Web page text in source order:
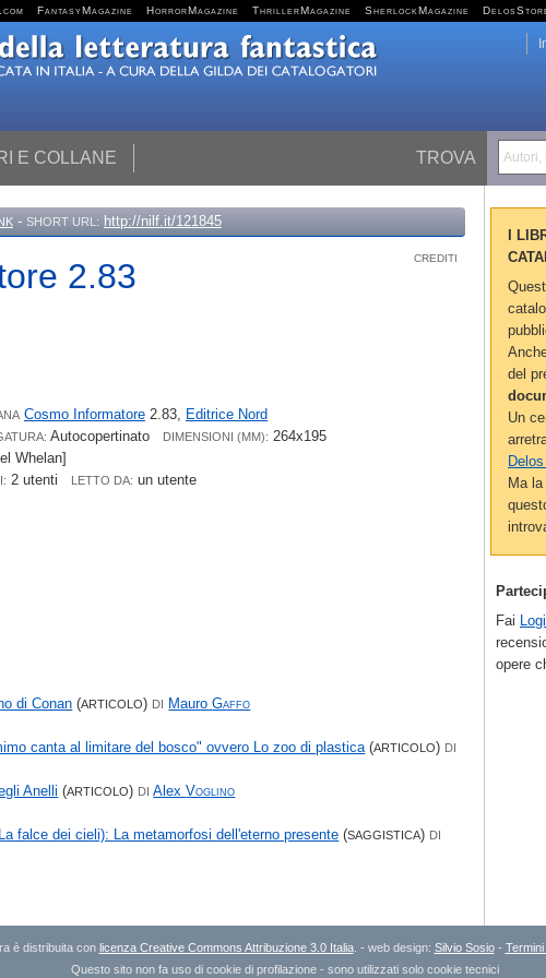
FantasyMagazine HorrorMagazine ThrillerMagazine SherlockMagazine
TROVA Autori,
E COLLANE
- SHORT URL: http://nilf.it/121845
2.83 CREDITI
Cosmo Informatore 2.83, Editrice Nord
Autocopertinato DIMENSIONI (MM): 264x195
Whelan]
2 utenti LETTO DA: un utente
di Conan (ARTICOLO) DI MauroGaffo
canta al limitare del bosco" ovvero Lo zoo di plastica(ARTICOLO) DI
Anelli (ARTICOLO) DI AlexVoglino
falce dei cieli): La metamorfosi dell'eterno presente (SAGGISTICA) DI
I
del
Un
Ma
Fai
opere
è distribuita con licenza Creative Commons Attribuzione 3.0 Italia. - web design: Silvio Sosio-
Questo sito non fa uso di cookie di profilazione - sono utilizzati solo cookie tecnici